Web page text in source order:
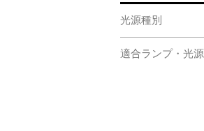
光源種別
適合ランプ・光源